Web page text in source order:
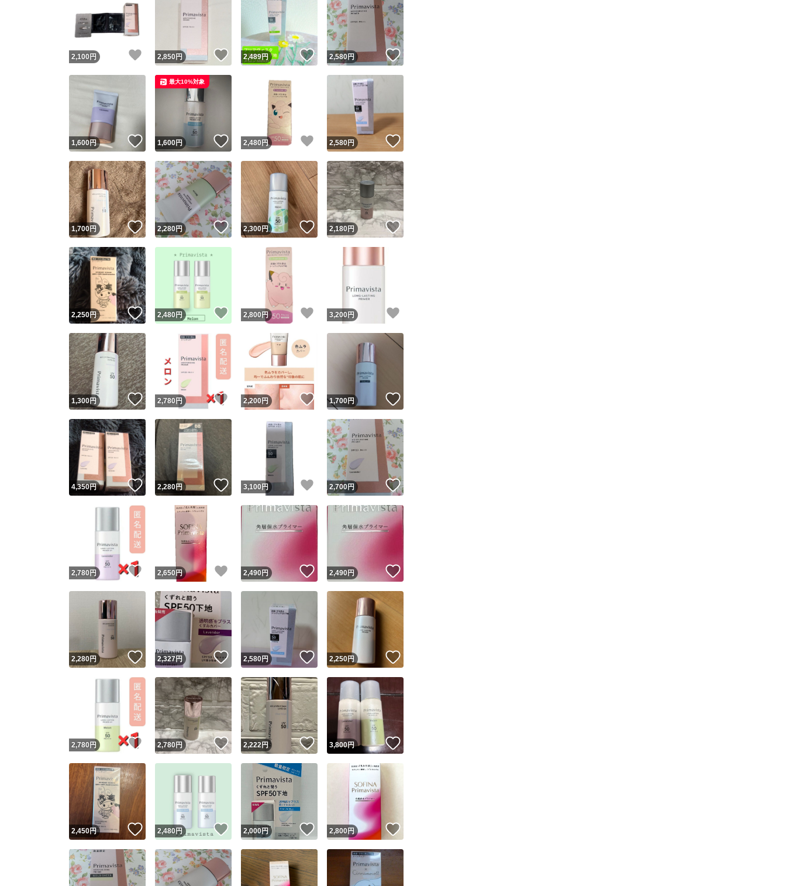
安心取引出品者
安心取引出品者 Yahoo!フリマの基準をクリアした安心・安全なユーザーです
取引実績
取引実績◯+
他フリマ実績◯+ このユーザーは他フリマサービスでの取引実績があります
スピード&安心発送
※このバッジは実績に基づく表示であり、発送を保証しているものではありません
スピード＆安心発送
このユーザーは高頻度で24時間以内＆設定した発送日数内に発送してい
ます
スピード発送 このユーザーは高頻度で24時間以内に発送しています
安心発送 このユーザーは設定した発送日数内に発送しています
この商品の情報をコピーします
商品画像の 無断転載は禁止されています
コピーは1商品につき1回 です
出品ページへ
キャンセル
2,100 円 いいね！
2,850 円 いいね！
2,489円 いいね！
2,580円 いいね！
1,600円 いいね！
1,600円 いいね！
最大10%対象
2,480 円 いいね！
2,580円
1,700円 いいね！
2,280円 いいね！
2,300円 いいね！
2,180 円
2,250円 いいね！
2,480円 いいね！
2,800 円 いいね！
3,200 円
1,300円 いいね！
2,780 円 いいね！
2,200円 いいね！
1,700円
4,350円 いいね！
2,280円 いいね！
3,100 円 いいね！
2,700円 いいね！
2,780 円 いいね！
2,650 円 いいね！
2,490円 いいね！
2,490円
2,280円 いいね！
2,327円 いいね！
2,580円 いいね！
2,250円
2,780 円 いいね！
2,780円 いいね！
2,222円 いいね！
3,800円
2,450円 いいね！
2,480円 いいね！
2,000円 いいね！
2,800円